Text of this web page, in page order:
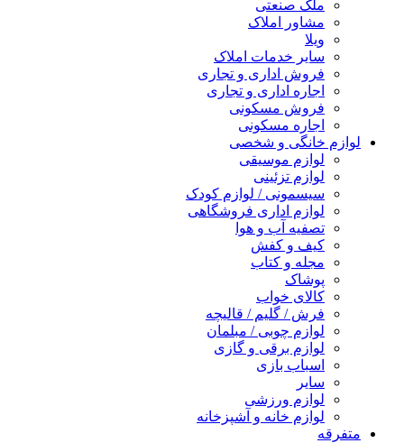
ملک صنعتی
مشاور املاک
ویلا
سایر خدمات املاک
فروش اداری و تجاری
اجاره اداری و تجاری
فروش مسکونی
اجاره مسکونی
لوازم خانگی و شخصی
لوازم موسیقی
لوازم تزئینی
سیسمونی / لوازم کودک
لوازم اداری فروشگاهی
تصفیه آب و هوا
کیف و کفش
مجله و کتاب
پوشاک
کالای خواب
فرش / گلیم / قالیچه
لوازم چوبی / مبلمان
لوازم برقی و گازی
اسباب بازی
سایر
لوازم ورزشی
لوازم خانه و آشپزخانه
متفرقه